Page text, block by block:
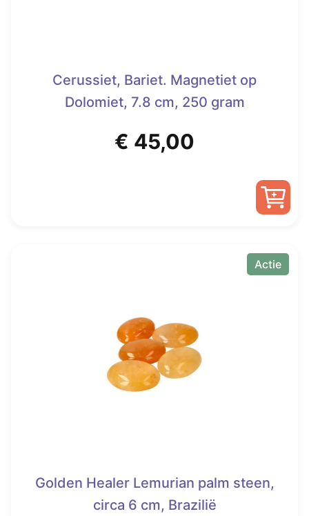
Cerussiet, Bariet. Magnetiet op
Dolomiet, 7.8 cm, 250 gram
€ 45,00
Actie
Golden Healer Lemurian palm steen,
circa 6 cm, Brazilië